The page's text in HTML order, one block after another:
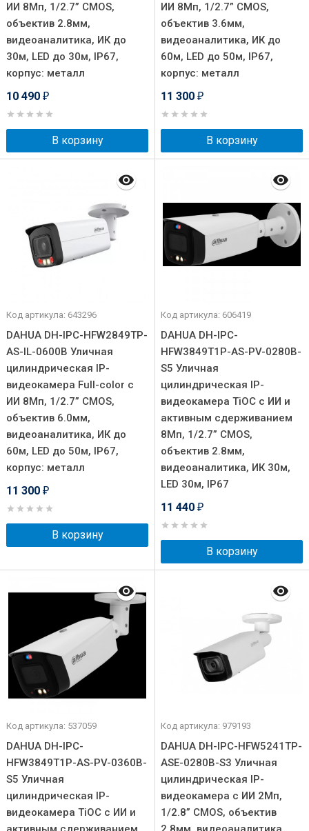
ИИ 8Мп, 1/2.7” CMOS,
объектив 2.8мм,
видеоаналитика, ИК до
30м, LED до 30м, IP67,
корпус: металл
10 490 ₽
В корзину
ИИ 8Мп, 1/2.7” CMOS,
объектив 3.6мм,
видеоаналитика, ИК до
60м, LED до 50м, IP67,
корпус: металл
11 300 ₽
В корзину
Код артикула: 643296
DAHUA DH-IPC-HFW2849TP-
AS-IL-0600B Уличная
цилиндрическая IP-
видеокамера Full-color с
ИИ 8Мп, 1/2.7” CMOS,
объектив 6.0мм,
видеоаналитика, ИК до
60м, LED до 50м, IP67,
корпус: металл
11 300 ₽
В корзину
Код артикула: 606419
DAHUA DH-IPC-
HFW3849T1P-AS-PV-0280B-
S5 Уличная
цилиндрическая IP-
видеокамера TiOC с ИИ и
активным сдерживанием
8Мп, 1/2.7” CMOS,
объектив 2.8мм,
видеоаналитика, ИК 30м,
LED 30м, IP67
11 440 ₽
В корзину
Код артикула: 537059
DAHUA DH-IPC-
HFW3849T1P-AS-PV-0360B-
S5 Уличная
цилиндрическая IP-
видеокамера TiOC с ИИ и
Код артикула: 979193
DAHUA DH-IPC-HFW5241TP-
ASE-0280B-S3 Уличная
цилиндрическая IP-
видеокамера с ИИ 2Мп,
1/2.8” CMOS, объектив